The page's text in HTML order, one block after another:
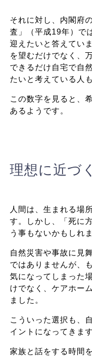
それに対し、内閣府
査」（平成19年）で
迎えたいと答えてい
を望むだけでなく、
できるだけ自宅で自
たいと考えている人
この数字を見ると、
あるようです。
理想に近づ
人間は、生まれる場
す。しかし、「死に
う事もないかもしれ
自然災害や事故に見
ではありませんが、
気になってしまった
けでなく、ケアホー
ました。
こういった選択も、
イントになってきます
家族と話をする時間